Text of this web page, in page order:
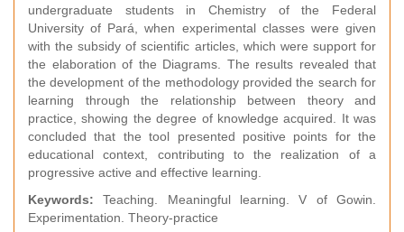
undergraduate students in Chemistry of the Federal
University of Pará, when experimental classes were given
with the subsidy of scientific articles, which were support for
the elaboration of the Diagrams. The results revealed that
the development of the methodology provided the search for
learning through the relationship between theory and
practice, showing the degree of knowledge acquired. It was
concluded that the tool presented positive points for the
educational context, contributing to the realization of a
progressive active and effective learning.
Keywords: Teaching. Meaningful learning. V of Gowin.
Experimentation. Theory-practice